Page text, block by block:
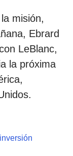
misión,
Ebrard
LeBlanc,
la próxima
inversión